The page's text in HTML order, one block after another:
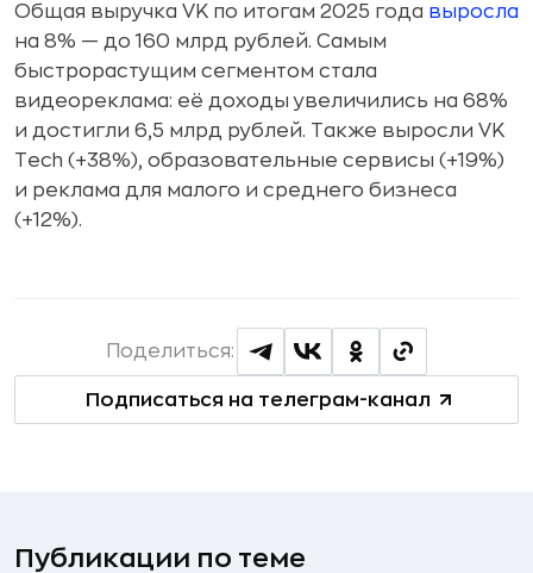
Общая выручка VK по итогам 2025 года выросла
на 8% — до 160 млрд рублей. Самым
быстрорастущим сегментом стала
видеореклама: её доходы увеличились на 68%
и достигли 6,5 млрд рублей. Также выросли VK
Tech (+38%), образовательные сервисы (+19%)
и реклама для малого и среднего бизнеса
(+12%).
Подписаться на телеграм-канал
Поделиться:
Публикации по теме